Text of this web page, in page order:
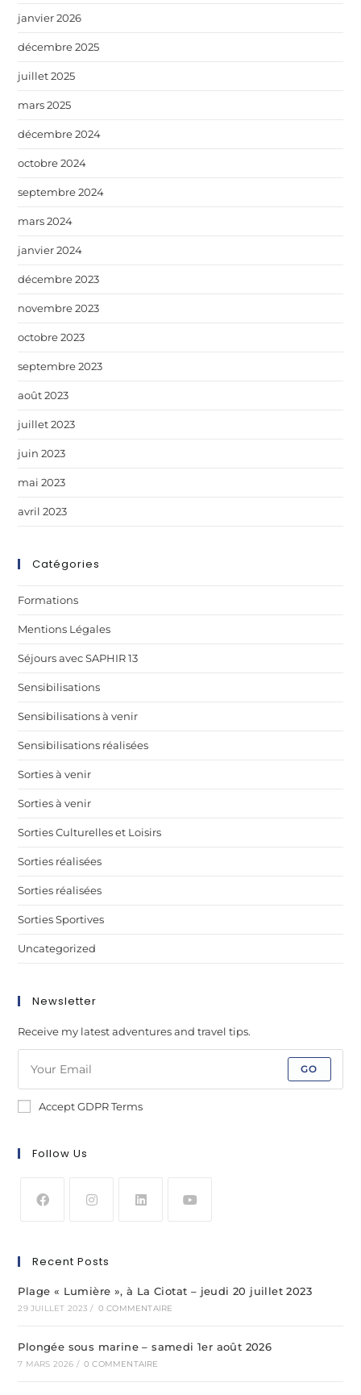
janvier 2026
décembre 2025
juillet 2025
mars 2025
décembre 2024
octobre 2024
septembre 2024
mars 2024
janvier 2024
décembre 2023
novembre 2023
octobre 2023
septembre 2023
août 2023
juillet 2023
juin 2023
mai 2023
avril 2023
Catégories
Formations
Mentions Légales
Séjours avec SAPHIR 13
Sensibilisations
Sensibilisations à venir
Sensibilisations réalisées
Sorties à venir
Sorties à venir
Sorties Culturelles et Loisirs
Sorties réalisées
Sorties réalisées
Sorties Sportives
Uncategorized
Newsletter
Receive my latest adventures and travel tips.
GO
Accept GDPR Terms
Follow Us
Recent Posts
Plage « Lumière », à La Ciotat – jeudi 20 juillet 2023
29 JUILLET 2023 / 0 COMMENTAIRE
Plongée sous marine – samedi 1er août 2026
7 MARS 2026 / 0 COMMENTAIRE